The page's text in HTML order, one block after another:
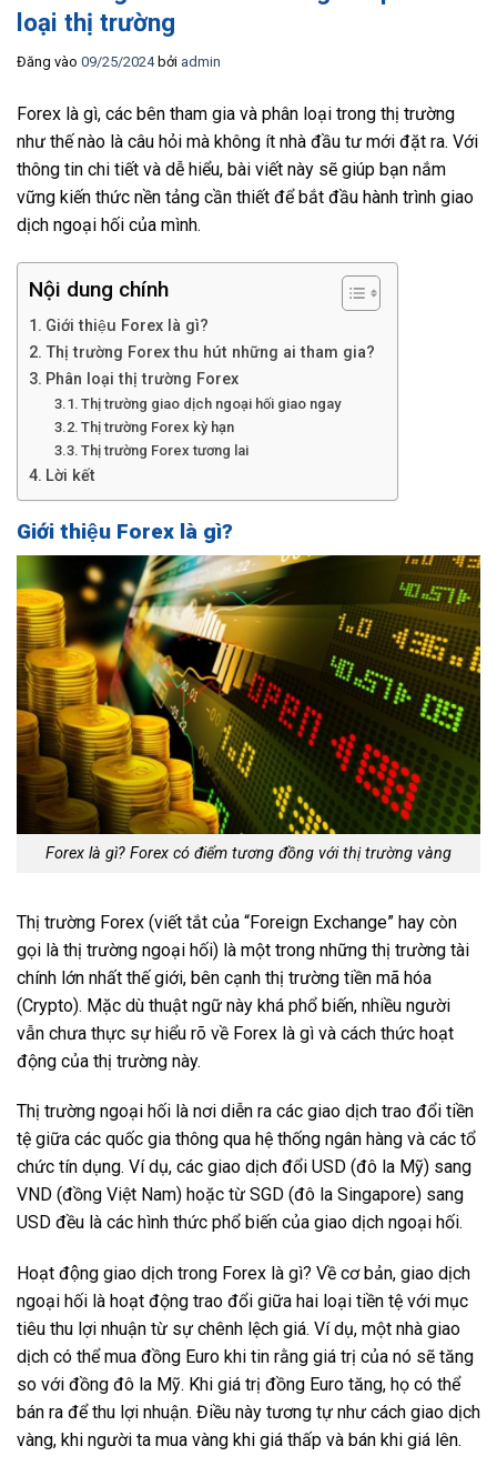
loại thị trường
Đăng vào 09/25/2024 bởi admin
Forex là gì, các bên tham gia và phân loại trong thị trường
như thế nào là câu hỏi mà không ít nhà đầu tư mới đặt ra. Với
thông tin chi tiết và dễ hiểu, bài viết này sẽ giúp bạn nắm
vững kiến thức nền tảng cần thiết để bắt đầu hành trình giao
dịch ngoại hối của mình.
Nội dung chính
Giới thiệu Forex là gì?
Thị trường Forex thu hút những ai tham gia?
Phân loại thị trường Forex
Thị trường giao dịch ngoại hối giao ngay
Thị trường Forex kỳ hạn
Thị trường Forex tương lai
Lời kết
Giới thiệu Forex là gì?
Forex là gì? Forex có điểm tương đồng với thị trường vàng
Thị trường Forex (viết tắt của “Foreign Exchange” hay còn
gọi là thị trường ngoại hối) là một trong những thị trường tài
chính lớn nhất thế giới, bên cạnh thị trường tiền mã hóa
(Crypto). Mặc dù thuật ngữ này khá phổ biến, nhiều người
vẫn chưa thực sự hiểu rõ về Forex là gì và cách thức hoạt
động của thị trường này.
Thị trường ngoại hối là nơi diễn ra các giao dịch trao đổi tiền
tệ giữa các quốc gia thông qua hệ thống ngân hàng và các tổ
chức tín dụng. Ví dụ, các giao dịch đổi USD (đô la Mỹ) sang
VND (đồng Việt Nam) hoặc từ SGD (đô la Singapore) sang
USD đều là các hình thức phổ biến của giao dịch ngoại hối.
Hoạt động giao dịch trong Forex là gì? Về cơ bản, giao dịch
ngoại hối là hoạt động trao đổi giữa hai loại tiền tệ với mục
tiêu thu lợi nhuận từ sự chênh lệch giá. Ví dụ, một nhà giao
dịch có thể mua đồng Euro khi tin rằng giá trị của nó sẽ tăng
so với đồng đô la Mỹ. Khi giá trị đồng Euro tăng, họ có thể
bán ra để thu lợi nhuận. Điều này tương tự như cách giao dịch
vàng, khi người ta mua vàng khi giá thấp và bán khi giá lên.